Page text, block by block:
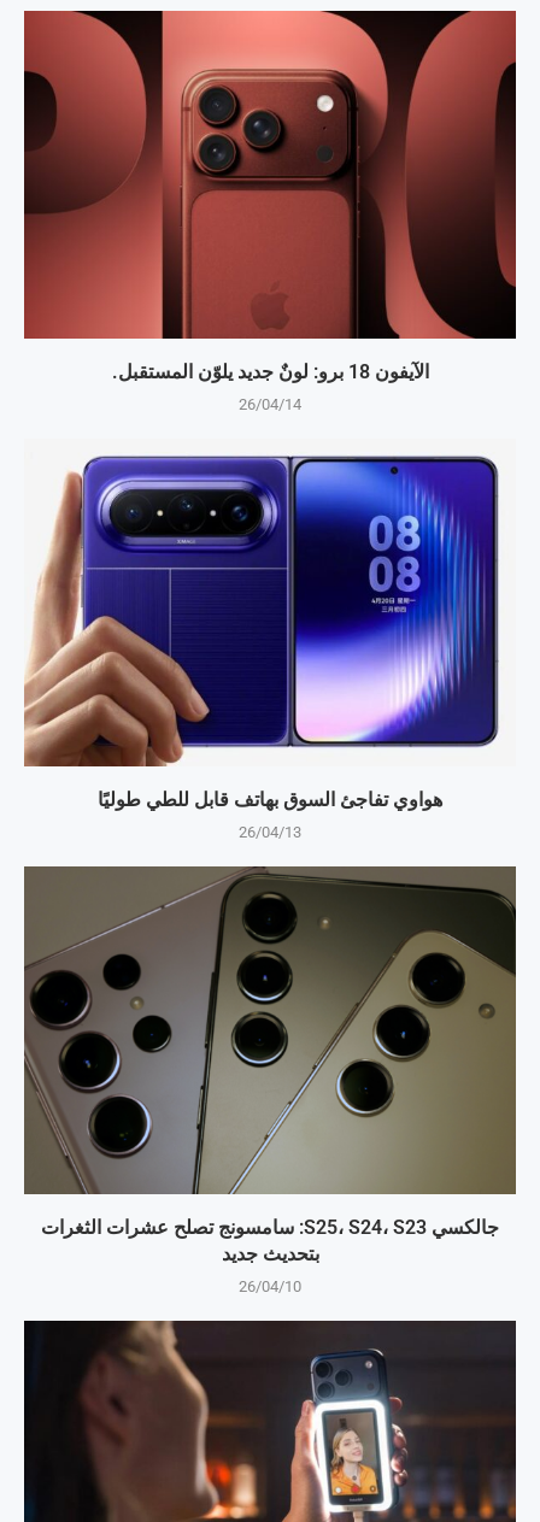
الآيفون 18 برو: لونٌ جديد يلوّن المستقبل.
26/04/14
هواوي تفاجئ السوق بهاتف قابل للطي طوليًا
26/04/13
جالكسي S25، S24، S23: سامسونج تصلح عشرات الثغرات
بتحديث جديد
26/04/10